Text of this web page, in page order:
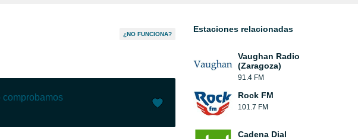
¿NO FUNCIONA?
comprobamos
Estaciones relacionadas
Vaughan Radio
(Zaragoza)
91.4 FM
Rock FM
101.7 FM
Cadena Dial